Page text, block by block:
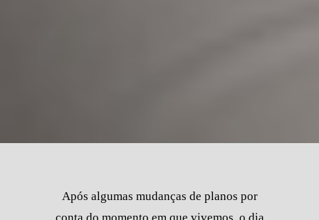
Após algumas mudanças de planos por